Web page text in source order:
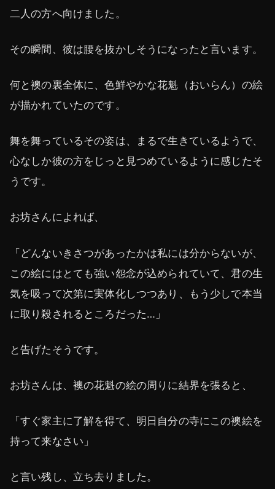
二人の方へ向けました。
その瞬間、彼は腰を抜かしそうになったと言います。
何と襖の裏全体に、色鮮やかな花魁（おいらん）の絵
が描かれていたのです。
舞を舞っているその姿は、まるで生きているようで、
心なしか彼の方をじっと見つめているように感じたそ
うです。
お坊さんによれば、
「どんないきさつがあったかは私には分からないが、
この絵にはとても強い怨念が込められていて、君の生
気を吸って次第に実体化しつつあり、もう少しで本当
に取り殺されるところだった…」
と告げたそうです。
お坊さんは、襖の花魁の絵の周りに結界を張ると、
「すぐ家主に了解を得て、明日自分の寺にこの襖絵を
持って来なさい」
と言い残し、立ち去りました。